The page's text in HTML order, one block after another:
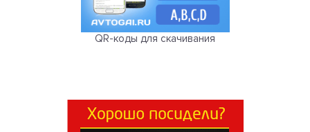
QR-коды для скачивания